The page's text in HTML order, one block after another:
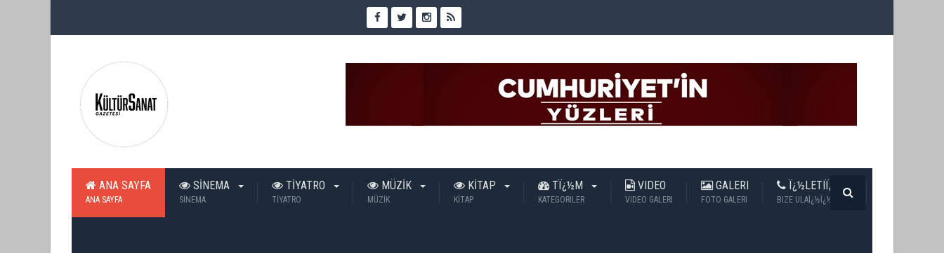
ANA SAYFA
ANA SAYFA
SİNEMA
SİNEMA
TİYATRO
TİYATRO
MÜZİK
MÜZİK
KİTAP
KİTAP
TÏ¿½M
KATEGORILER
VIDEO
VIDEO GALERI
GALERI
FOTO GALERI
Ï¿½LETIÏ¿½IM
BIZE ULAÏ¿½Ï¿½N